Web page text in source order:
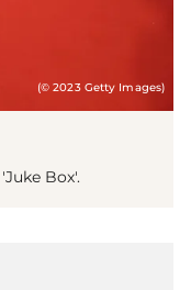
(© 2023 Getty Images)
Box'.